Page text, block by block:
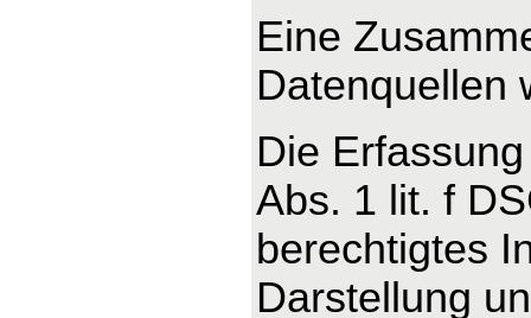
Eine
Datenquellen
Die
Abs. 1 lit. f
berechtigtes
Darstellung